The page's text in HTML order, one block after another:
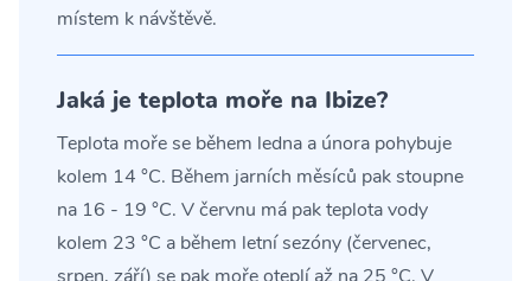
místem k návštěvě.
Jaká je teplota moře na Ibize?
Teplota moře se během ledna a února pohybuje
kolem 14 °C. Během jarních měsíců pak stoupne
na 16 - 19 °C. V červnu má pak teplota vody
kolem 23 °C a během letní sezóny (červenec,